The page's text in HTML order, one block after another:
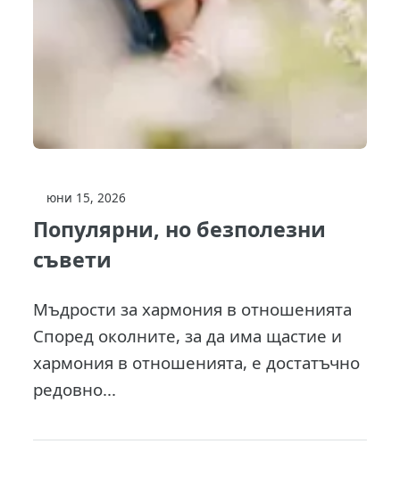
юни 15, 2026
Популярни, но безполезни
съвети
Мъдрости за хармония в отношенията
Според околните, за да има щастие и
хармония в отношенията, е достатъчно
редовно...